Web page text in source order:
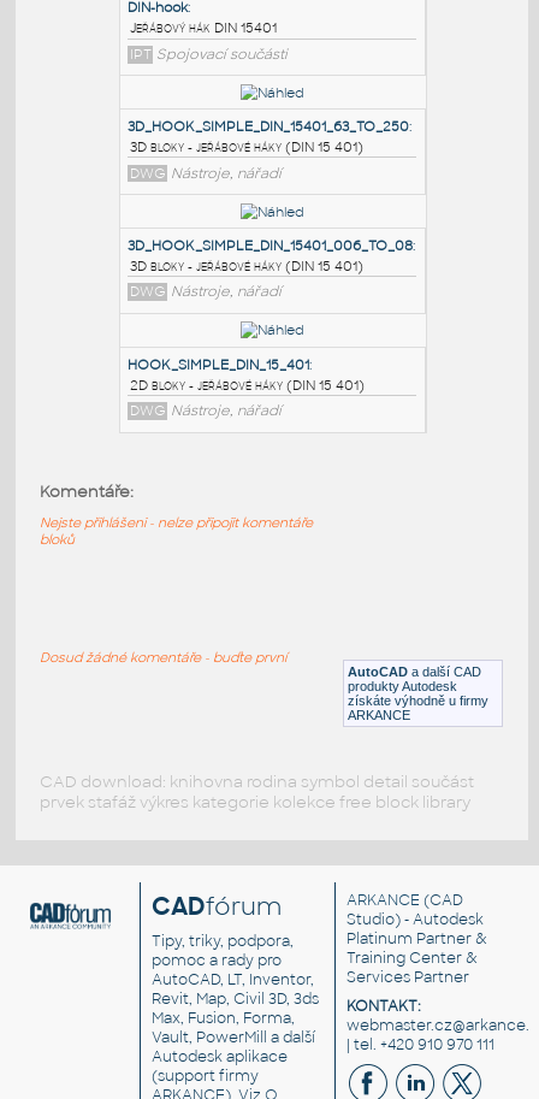
PODOBNÉ BLOKY:
DIN-hook:
Jeřábový hák DIN 15401
IPT Spojovací součásti
3D_HOOK_SIMPLE_DIN_15401_63_TO_250
3D bloky - jeřábové háky (DIN 15 401)
DWG Nástroje, nářadí
DWG Nástroje, nářadí
Nástroje, nářadí AutoCAD a další CAD
produkty Autodesk
získáte výhodně u firmy
ARKANCE
Komentáře:
Nejste přihlášeni - nelze připojit komentáře
bloků
Dosud žádné komentáře - buďte první
CAD download: knihovna rodina symbol detail součást
prvek stafáž výkres kategorie kolekce free block library
CADfórum
Tipy, triky, podpora,
pomoc a rady pro
AutoCAD, LT, Inventor,
Revit, Map, Civil 3D, 3ds
Max, Fusion, Forma,
Vault, PowerMill a další
Autodesk aplikace
(support firmy
ARKANCE (CAD
Studio) - Autodesk
Platinum Partner &
Training Center &
Services Partner
KONTAKT:
| tel. +420 910 970 111